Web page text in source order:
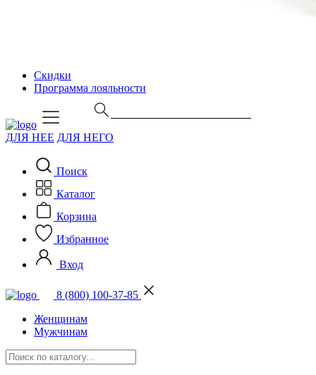
Скидки
Программа лояльности
ДЛЯ НЕЕ ДЛЯ НЕГО
Поиск
Каталог
Корзина
Избранное
Вход
8 (800) 100-37-85
Женщинам
Мужчинам